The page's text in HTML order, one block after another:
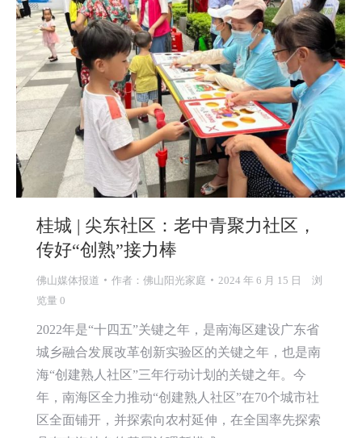
桂城 | 尖东社区：老中青聚力社区，
传好“创熟”接力棒
佛山媒体报道 作者： 佛山阳光家庭 2024 年 6 月 15 日
浏
览量 0
2022年是“十四五”关键之年，是南海区建设广东省
城乡融合发展改革创新实验区的关键之年，也是南
海“创建熟人社区”三年行动计划的关键之年。今
年，南海区全力推动“创建熟人社区”在70个城市社
区全面铺开，并探索向农村延伸，在全国率先探索